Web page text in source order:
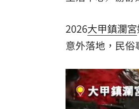
2026大甲鎮瀾宮
意外落地，民俗